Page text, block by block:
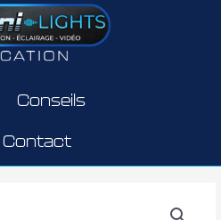
Conseils
Contact